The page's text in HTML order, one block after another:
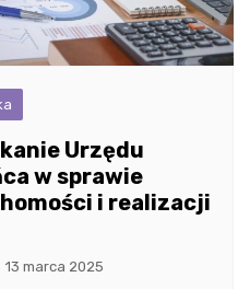
Urzędu
w sprawie
i realizacji
13 marca 2025